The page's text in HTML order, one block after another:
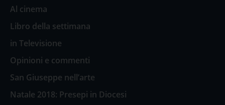
Al cinema
Libro della settimana
in Televisione
Opinioni e commenti
San Giuseppe nell’arte
Natale 2018: Presepi in Diocesi